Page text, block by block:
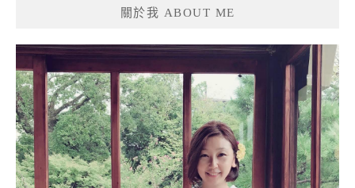
關於我 ABOUT ME